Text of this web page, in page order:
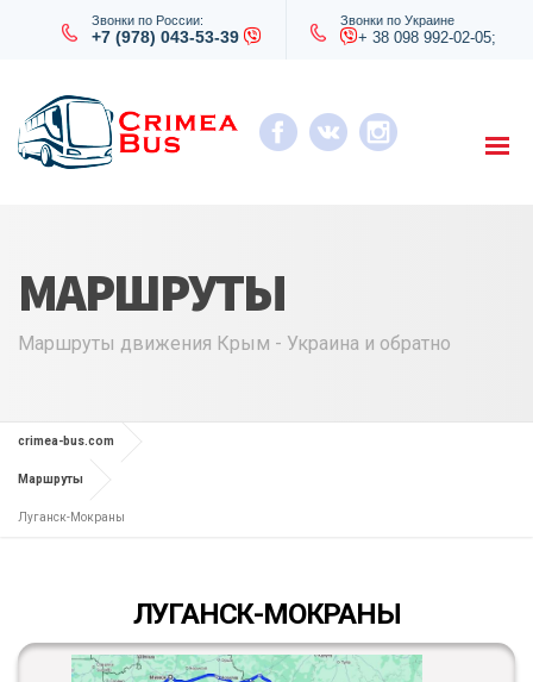
Звонки по России:
+7 (978) 043-53-39
Звонки по Украине
+ 38 098 992-02-05;
МАРШРУТЫ
Маршруты движения Крым - Украина и обратно
crimea-bus.com
Маршруты
Луганск-Мокраны
ЛУГАНСК-МОКРАНЫ